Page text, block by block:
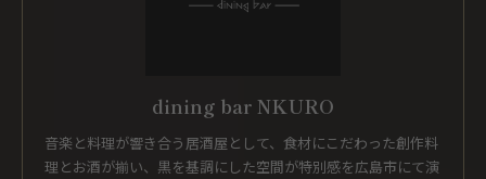
dining bar NKURO
音楽と料理が響き合う居酒屋として、食材にこだわった創作料
理とお酒が揃い、黒を基調にした空間が特別感を広島市にて演